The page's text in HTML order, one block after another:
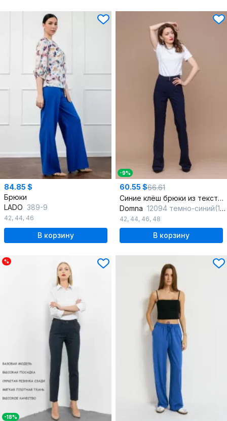
84.85 $
Брюки
LADO 389-9
42, 44, 46
В корзину
-9%
60.55 $66.61
Синие клёш брюки из текстиля с декоративным поясом
Domna 12094 темно-синий(170)
42, 44, 46, 48
В корзину
%
-18%